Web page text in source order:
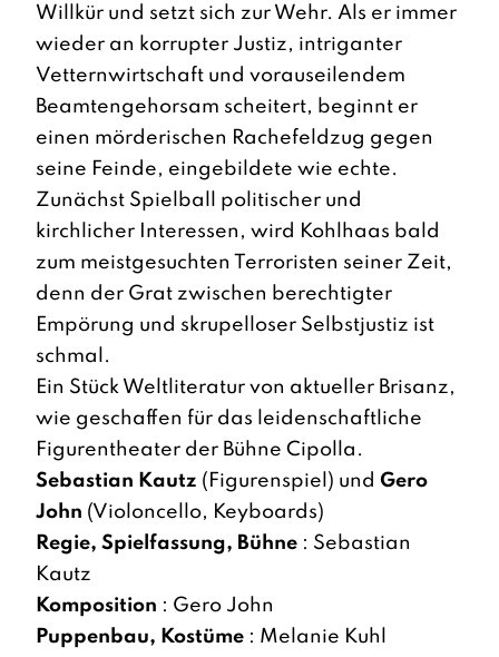
Willkür und setzt sich zur Wehr. Als er immer
wieder an korrupter Justiz, intriganter
Vetternwirtschaft und vorauseilendem
Beamtengehorsam scheitert, beginnt er
einen mörderischen Rachefeldzug gegen
seine Feinde, eingebildete wie echte.
Zunächst Spielball politischer und
kirchlicher Interessen, wird Kohlhaas bald
zum meistgesuchten Terroristen seiner Zeit,
denn der Grat zwischen berechtigter
Empörung und skrupelloser Selbstjustiz ist
schmal.
Ein Stück Weltliteratur von aktueller Brisanz,
wie geschaffen für das leidenschaftliche
Figurentheater der Bühne Cipolla.
Sebastian Kautz (Figurenspiel) und Gero
John (Violoncello, Keyboards)
Regie, Spielfassung, Bühne : Sebastian
Kautz
Komposition : Gero John
Puppenbau, Kostüme : Melanie Kuhl